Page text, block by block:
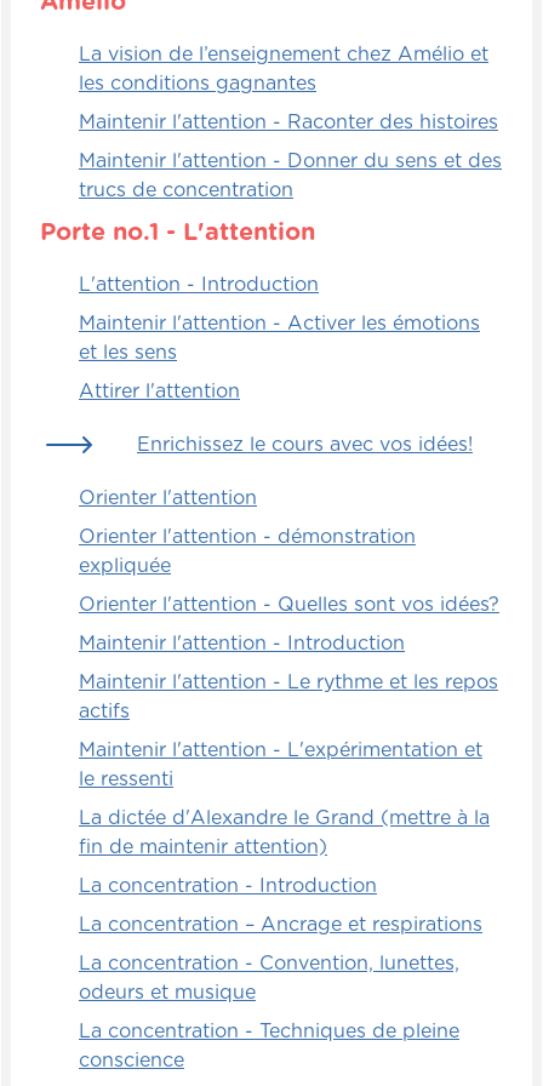
j'utilise [00:02:00] beaucoup, qui est de
dire "Freeze!" et tout le monde doit
s'immobiliser dans la position à laquelle ils
étaient au moment où je cris "Freeze!" Oui,
je pourrais dire "Gelez!", mais les gens
"Freeze!" tout le monde sait ce que ça veut
l'attention.
Ou dire "Oh! Hé!" et tout le groupe répond
façon que j'aime beaucoup. Aussi, au
quelque chose que je fais très très souvent
: s'asseoir en indien en plein milieu d'une
l'attention. C'est tellement efficace, c'est
extraordinaire. J'adore faire ça.
et que je vais travailler sur des choses très
pointues, comme travailler l'orthographe de
certains mots, par exemple, j'adore me
jucher sur une chaise bien debout. Comme
ça, les étudiants regardent vers le haut.
Vous allez découvrir dans le courant de ce
cours pourquoi regarder vers le haut est
[00:03:00] un outil formidable pour
Je reviens là-dessus un peu plus tard
quand on va parler d'engagement cognitif
Mais tout ça pour dire que j'ai dessiné ma
La vision de l’enseignement chez Amélio et
les conditions gagnantes
Maintenir l'attention - Raconter des histoires
Maintenir l'attention - Donner du sens et des
trucs de concentration
Porte no.1 - L'attention
L'attention - Introduction
Maintenir l'attention - Activer les émotions
et les sens
Attirer l'attention
Enrichissez le cours avec vos idées!
Orienter l'attention
Orienter l'attention - démonstration
expliquée
Orienter l'attention - Quelles sont vos idées?
Maintenir l'attention - Introduction
Maintenir l'attention - Le rythme et les repos
actifs
Maintenir l'attention - L'expérimentation et
le ressenti
La dictée d'Alexandre le Grand (mettre à la
fin de maintenir attention)
La concentration - Introduction
La concentration – Ancrage et respirations
La concentration - Convention, lunettes,
odeurs et musique
La concentration - Techniques de pleine
conscience